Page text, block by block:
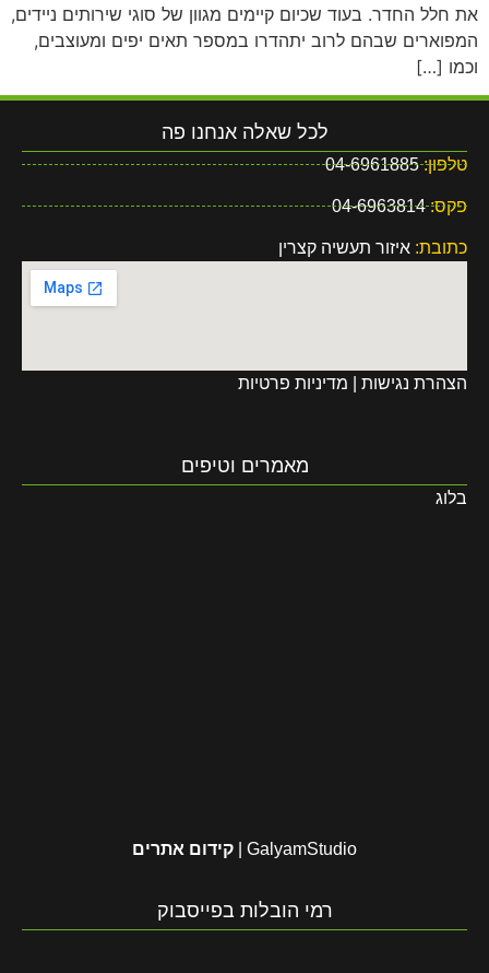
את חלל החדר. בעוד שכיום קיימים מגוון של סוגי שירותים ניידים,
המפוארים שבהם לרוב יתהדרו במספר תאים יפים ומעוצבים,
וכמו […]
לכל שאלה אנחנו פה
טלפון:04-6961885
פקס:04-6963814
כתובת: איזור תעשיה קצרין
הצהרת נגישות מדיניות פרטיות
מאמרים וטיפים
בלוג
GalyamStudio | קידום אתרים
רמי הובלות בפייסבוק